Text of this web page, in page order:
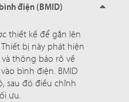
điện (BMID)
thiết kế để gắn lên
bị này phát hiện
thông báo rõ về
bình điện. BMID
sau đó điều chỉnh
ưu.